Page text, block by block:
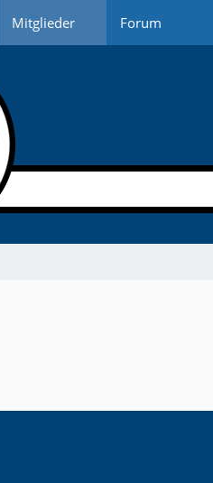
Mitglieder Forum